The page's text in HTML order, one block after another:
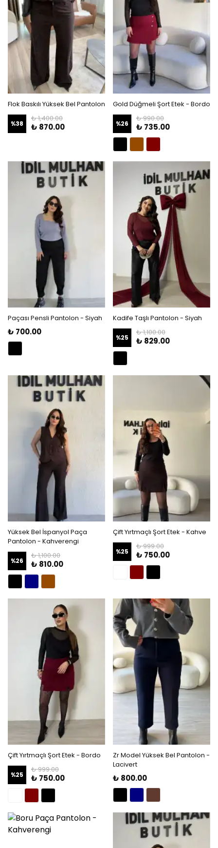
Flok Baskılı Yüksek Bel Pantolon
%38
₺ 1,400.00
₺ 870.00
Gold Düğmeli Şort Etek - Bordo
%26
₺ 990.00
₺ 735.00
Paçası Pensli Pantolon - Siyah
₺ 700.00
Kadife Taşlı Pantolon - Siyah
%25
₺ 1,100.00
₺ 829.00
Yüksek Bel İspanyol Paça
Pantolon - Kahverengi
%26
₺ 1,100.00
₺ 810.00
Çift Yırtmaçlı Şort Etek - Kahve
%25
₺ 999.00
₺ 750.00
Çift Yırtmaçlı Şort Etek - Bordo
%25
₺ 999.00
₺ 750.00
Zr Model Yüksek Bel Pantolon -
Lacivert
₺ 800.00